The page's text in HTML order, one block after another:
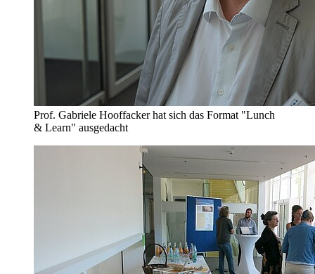
Prof. Gabriele Hooffacker hat sich das Format "Lunch
& Learn" ausgedacht